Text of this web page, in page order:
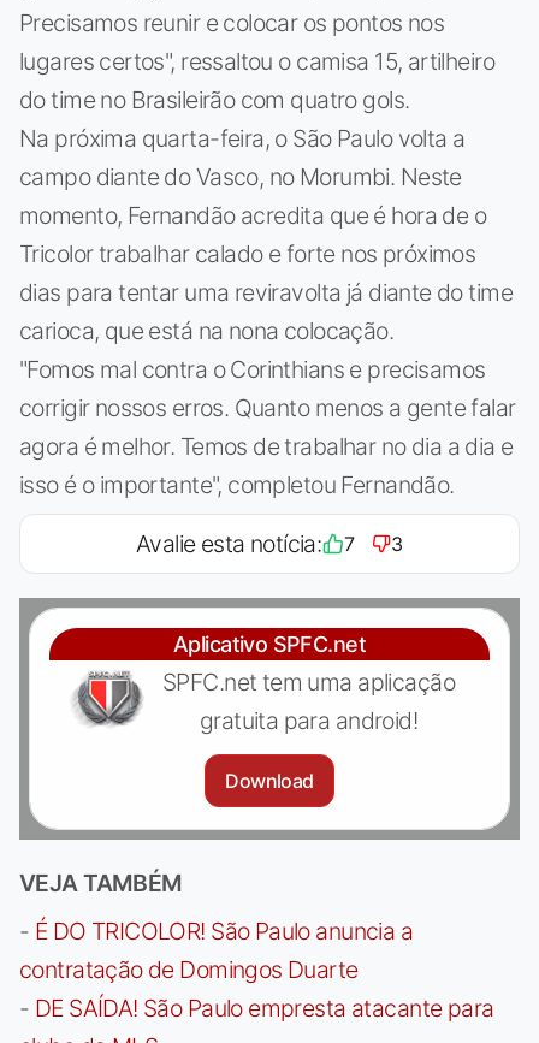
Precisamos reunir e colocar os pontos nos
lugares certos", ressaltou o camisa 15, artilheiro
do time no Brasileirão com quatro gols.
Na próxima quarta-feira, o São Paulo volta a
campo diante do Vasco, no Morumbi. Neste
momento, Fernandão acredita que é hora de o
Tricolor trabalhar calado e forte nos próximos
dias para tentar uma reviravolta já diante do time
carioca, que está na nona colocação.
"Fomos mal contra o Corinthians e precisamos
corrigir nossos erros. Quanto menos a gente falar
agora é melhor. Temos de trabalhar no dia a dia e
isso é o importante", completou Fernandão.
Avalie esta notícia: 7 3
Aplicativo SPFC.net
SPFC.net tem uma aplicação
gratuita para android!
Download
VEJA TAMBÉM
- É DO TRICOLOR! São Paulo anuncia a
contratação de Domingos Duarte
- DE SAÍDA! São Paulo empresta atacante para